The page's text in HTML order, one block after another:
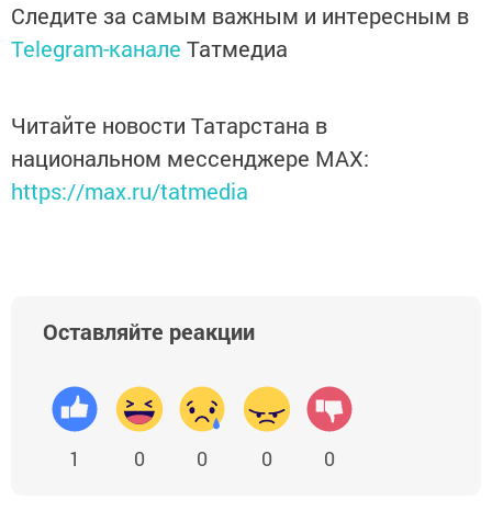
Следите за самым важным и интересным в
Telegram-канале Татмедиа
Читайте новости Татарстана в
национальном мессенджере MАХ:
https://max.ru/tatmedia
Оставляйте реакции
1 0 0 0 0